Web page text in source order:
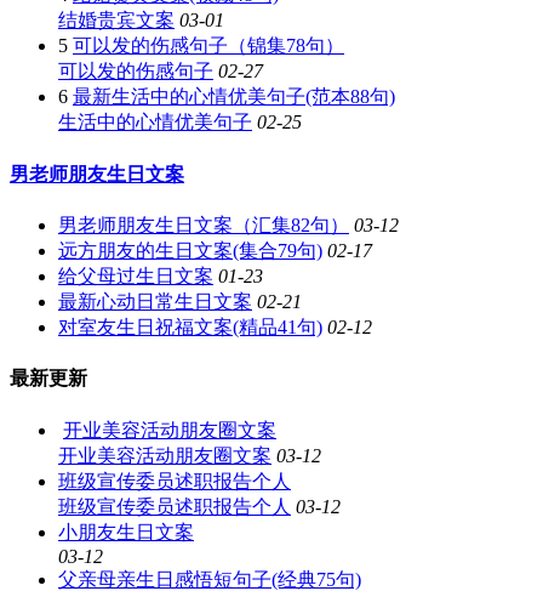
结婚贵宾文案 03-01
5 可以发的伤感句子（锦集78句）
可以发的伤感句子 02-27
6 最新生活中的心情优美句子(范本88句)
生活中的心情优美句子 02-25
男老师朋友生日文案
男老师朋友生日文案（汇集82句）
03-12
远方朋友的生日文案(集合79句) 02-17
给父母过生日文案 01-23
最新心动日常生日文案 02-21
对室友生日祝福文案(精品41句) 02-12
最新更新
开业美容活动朋友圈文案
开业美容活动朋友圈文案 03-12
班级宣传委员述职报告个人
班级宣传委员述职报告个人 03-12
小朋友生日文案
03-12
父亲母亲生日感悟短句子(经典75句)